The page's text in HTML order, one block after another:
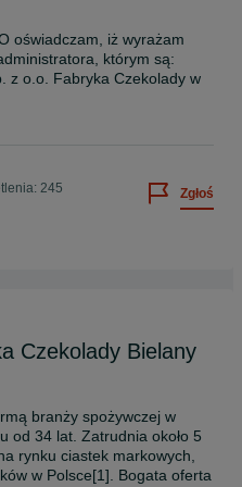
oświadczam, iż wyrażam
którym są:
z o.o. Fabryka Czekolady w
w celu
się z klauzulą
245 Zgłoś
Czekolady Bielany
branży spożywczej w
od 34 lat. Zatrudnia około 5
rynku ciastek markowych,
w Polsce[1]. Bogata oferta